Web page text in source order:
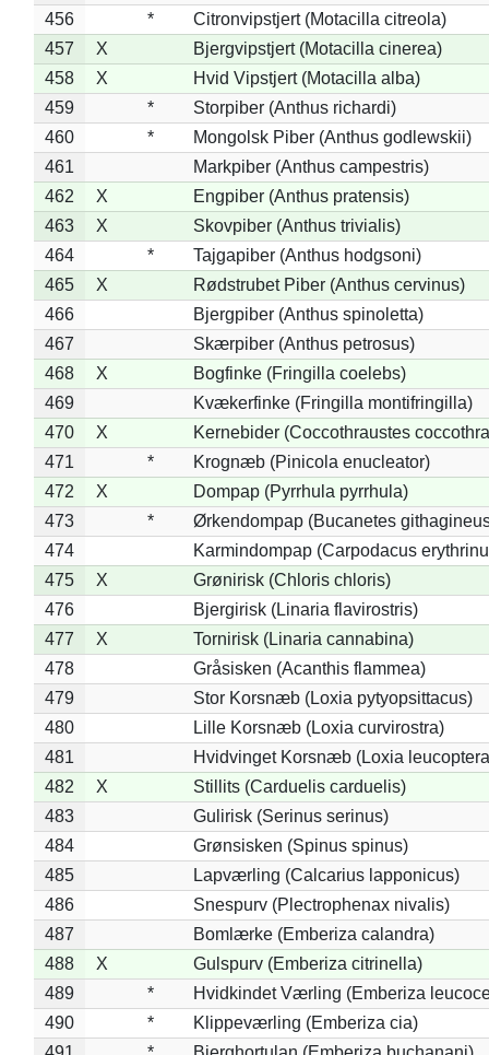
456
*
Citronvipstjert (Motacilla citreola)
457
X
Bjergvipstjert (Motacilla cinerea)
458
X
Hvid Vipstjert (Motacilla alba)
459
*
Storpiber (Anthus richardi)
460
*
Mongolsk Piber (Anthus godlewskii)
461
Markpiber (Anthus campestris)
462
X
Engpiber (Anthus pratensis)
463
X
Skovpiber (Anthus trivialis)
464
*
Tajgapiber (Anthus hodgsoni)
465
X
Rødstrubet Piber (Anthus cervinus)
466
Bjergpiber (Anthus spinoletta)
467
Skærpiber (Anthus petrosus)
468
X
Bogfinke (Fringilla coelebs)
469
Kvækerfinke (Fringilla montifringilla)
470
X
Kernebider (Coccothraustes
471
*
Krognæb (Pinicola enucleator)
472
X
Dompap (Pyrrhula pyrrhula)
473
*
Ørkendompap (Bucanetes
474
Karmindompap (Carpodacus
475
X
Grønirisk (Chloris chloris)
476
Bjergirisk (Linaria flavirostris)
477
X
Tornirisk (Linaria cannabina)
478
Gråsisken (Acanthis flammea)
479
Stor Korsnæb (Loxia pytyopsittacus)
480
Lille Korsnæb (Loxia curvirostra)
481
Hvidvinget Korsnæb (Loxia
482
X
Stillits (Carduelis carduelis)
483
Gulirisk (Serinus serinus)
484
Grønsisken (Spinus spinus)
485
Lapværling (Calcarius lapponicus)
486
Snespurv (Plectrophenax nivalis)
487
Bomlærke (Emberiza calandra)
488
X
Gulspurv (Emberiza citrinella)
489
*
Hvidkindet Værling (Emberiza
490
*
Klippeværling (Emberiza cia)